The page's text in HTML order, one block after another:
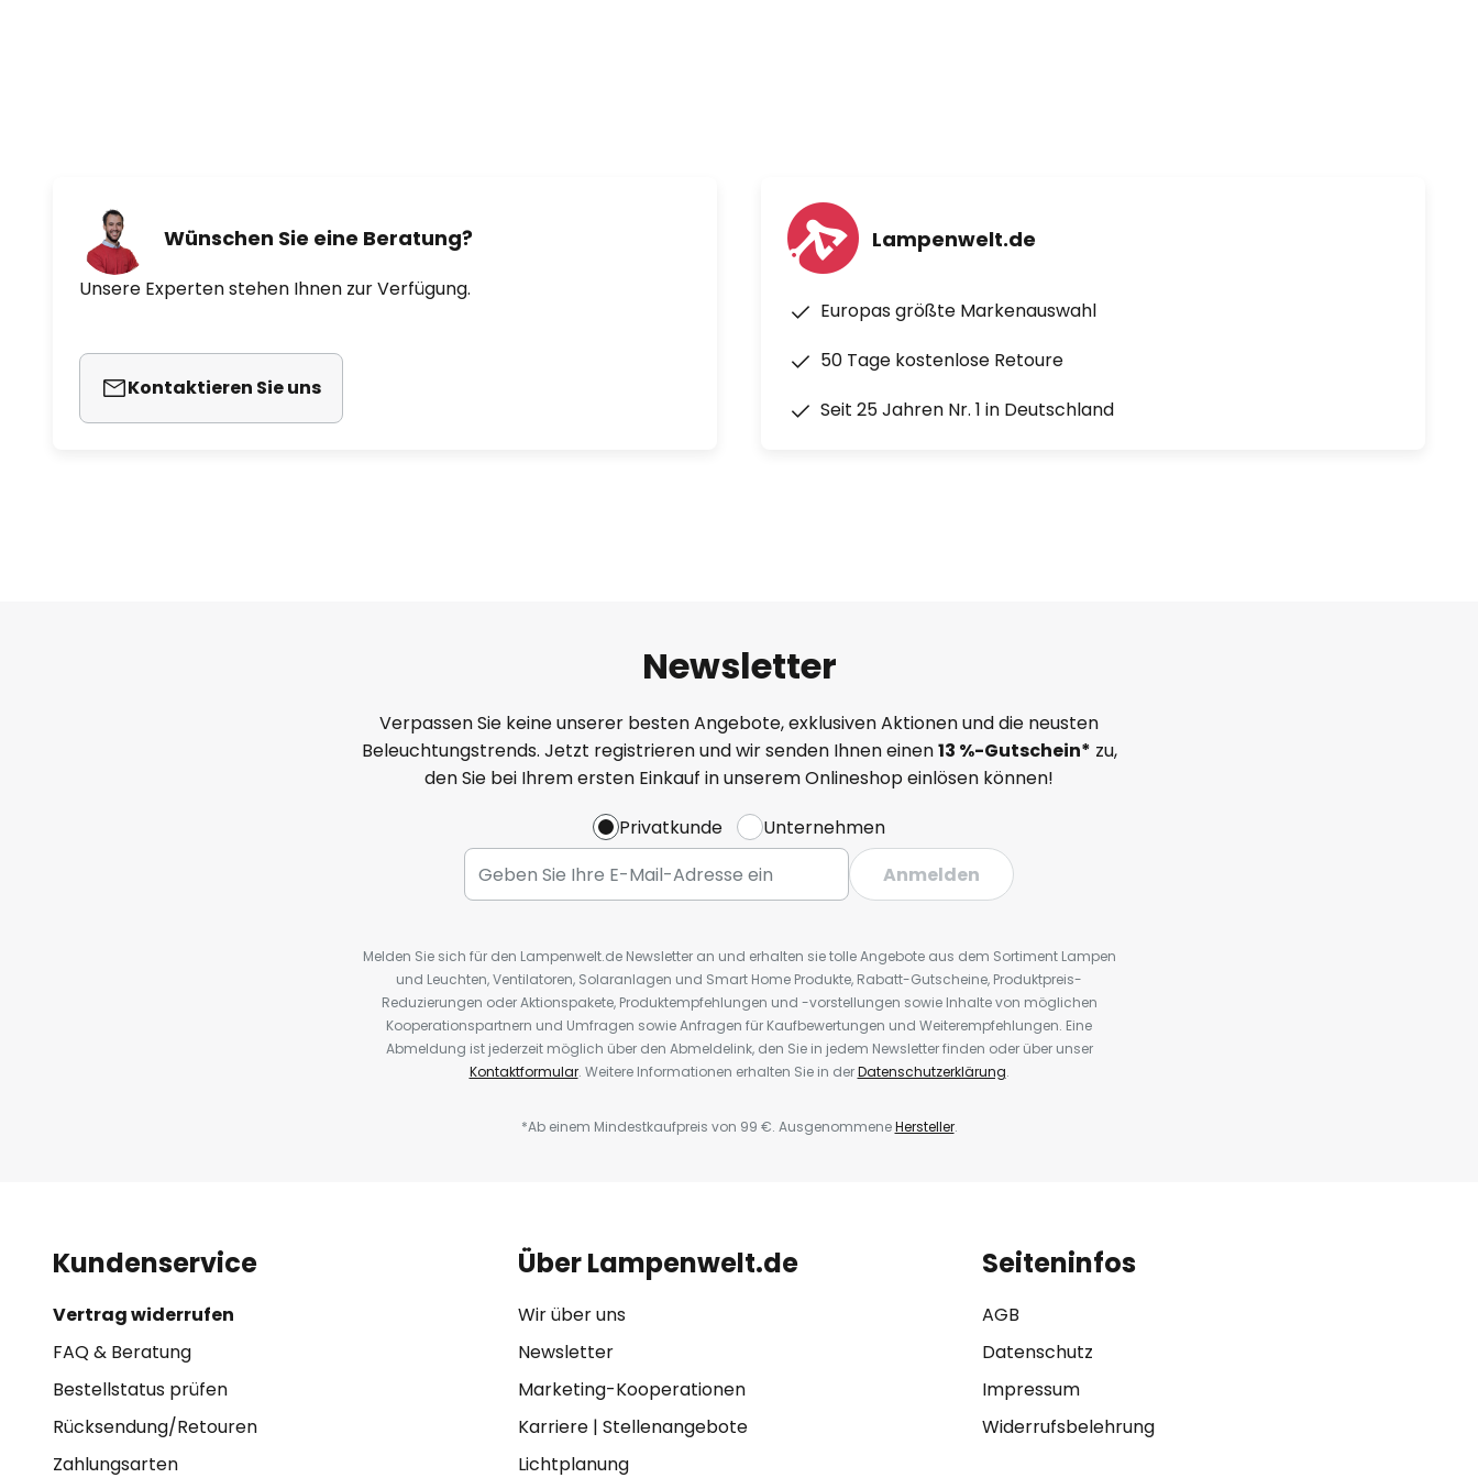
Wünschen Sie eine Beratung?
Unsere Experten stehen Ihnen zur Verfügung.
Kontaktieren Sie uns
Lampenwelt.de
Europas größte Markenauswahl
50 Tage kostenlose Retoure
Seit 25 Jahren Nr. 1 in Deutschland
Newsletter
Verpassen Sie keine unserer besten Angebote, exklusiven Aktionen und die neusten
Beleuchtungstrends. Jetzt registrieren und wir senden Ihnen einen13 %-Gutschein* zu,
den Sie bei Ihrem ersten Einkauf in unserem Onlineshop einlösen können!
Privatkunde
Unternehmen
Anmelden
Melden Sie sich für den Lampenwelt.de Newsletter an und erhalten sie tolle Angebote aus dem Sortiment Lampen
und Leuchten, Ventilatoren, Solaranlagen und Smart Home Produkte, Rabatt-Gutscheine, Produktpreis-
Reduzierungen oder Aktionspakete, Produktempfehlungen und -vorstellungen sowie Inhalte von möglichen
Kooperationspartnern und Umfragen sowie Anfragen für Kaufbewertungen und Weiterempfehlungen. Eine
Abmeldung ist jederzeit möglich über den Abmeldelink, den Sie in jedem Newsletter finden oder über unser
Kontaktformular. Weitere Informationen erhalten Sie in derDatenschutzerklärung.
*Ab einem Mindestkaufpreis von 99 €. AusgenommeneHersteller.
Kundenservice
Vertrag widerrufen
FAQ & Beratung
Bestellstatus prüfen
Rücksendung/Retouren
Zahlungsarten
Über Lampenwelt.de
Wir über uns
Newsletter
Marketing-Kooperationen
Karriere| Stellenangebote
Lichtplanung
Seiteninfos
AGB
Datenschutz
Impressum
Widerrufsbelehrung